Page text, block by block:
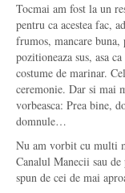
Tocmai am fost la un
pentru ca acestea fac,
frumos, mancare
pozitioneaza sus, asa
costume de marinar.
ceremonie. Dar si mai
vorbeasca: Prea bine,
domnule…
Nu am vorbit cu multi
Canalul Manecii sau de
spun de cei de mai